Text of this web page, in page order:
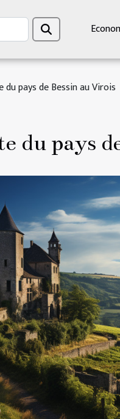
du pays de Bessin au Virois
du pays